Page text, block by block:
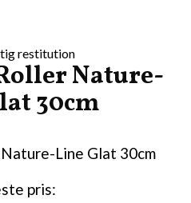
restitution
Nature-
30cm
pris: